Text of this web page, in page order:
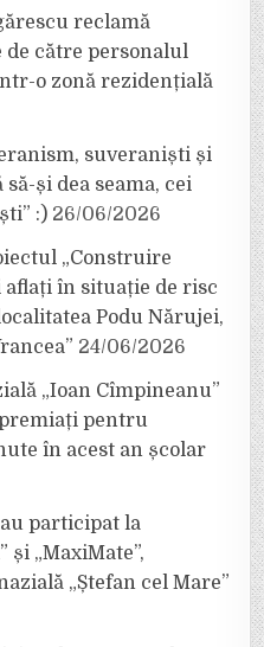
reclamă
către personalul
o zonă rezidențială
suveraniști și
și dea seama, cei
:) 26/06/2026
„Construire
în situație de risc
Podu Nărujei,
24/06/2026
„Ioan Cîmpineanu”
pentru
în acest an școlar
participat la
„MaxiMate”,
„Ștefan cel Mare”